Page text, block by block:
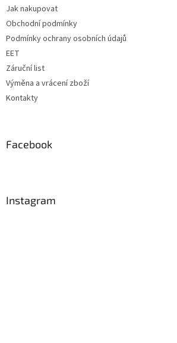
Jak nakupovat
Obchodní podmínky
Podmínky ochrany osobních údajů
EET
Záruční list
Výměna a vrácení zboží
Kontakty
Facebook
Instagram